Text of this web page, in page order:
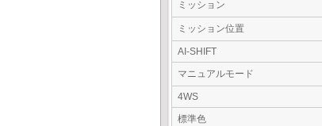
ミッション
ミッション位置
AI-SHIFT
マニュアルモード
4WS
標準色